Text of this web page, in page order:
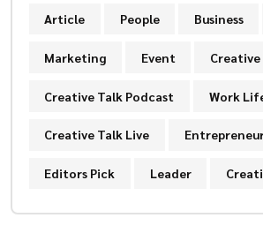
Article People Business
Marketing Event Creative
Creative Talk Podcast Work
Creative Talk Live
Editors Pick Leader